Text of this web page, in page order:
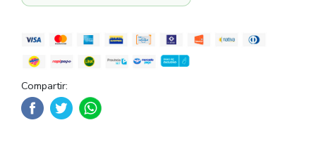
Compartir: